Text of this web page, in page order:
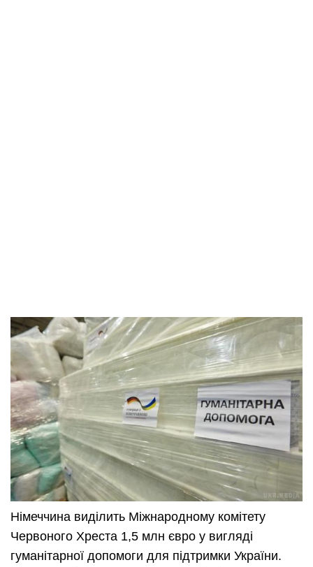
Німеччина виділить Міжнародному комітету
Червоного Хреста 1,5 млн євро у вигляді
гуманітарної допомоги для підтримки України.